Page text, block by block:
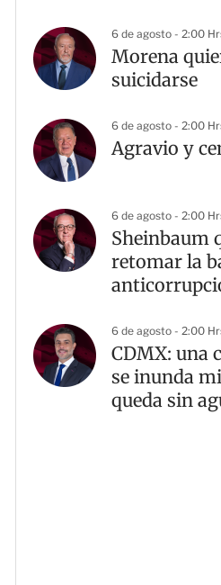
6 de agosto - 2:00
Morena
suicidarse
6 de agosto - 2:00
Agravio y
6 de agosto - 2:00
Sheinbaum
retomar la
6 de agosto - 2:00
CDMX: una
se inunda
queda sin